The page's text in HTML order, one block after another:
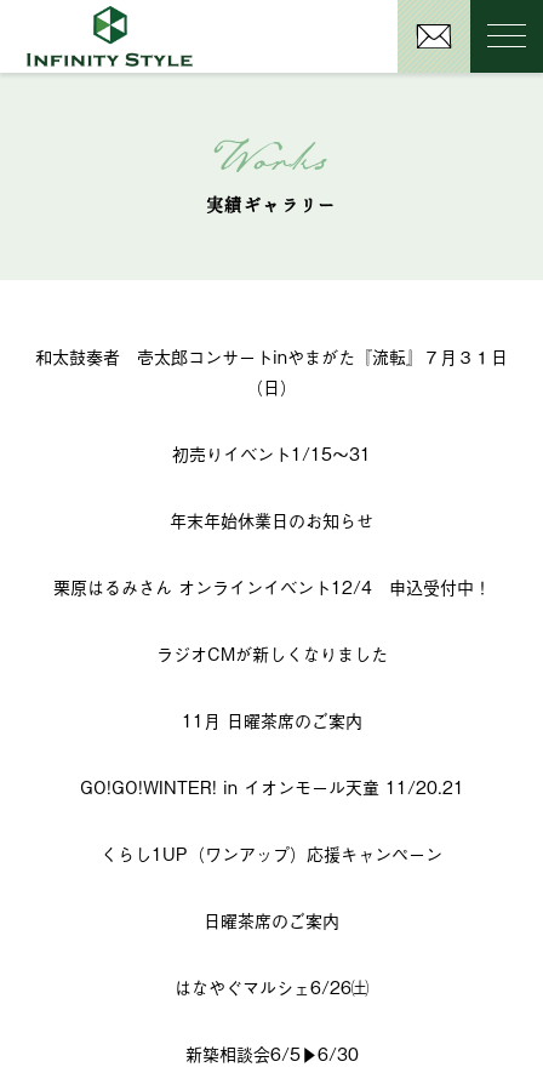
Works
実績ギャラリー
和太鼓奏者 壱太郎コンサートinやまがた『流転』７月３１日
（日）
初売りイベント1/15～31
年末年始休業日のお知らせ
栗原はるみさん オンラインイベント12/4 申込受付中！
ラジオCMが新しくなりました
11月 日曜茶席のご案内
GO!GO!WINTER! in イオンモール天童 11/20.21
くらし1UP（ワンアップ）応援キャンペーン
日曜茶席のご案内
はなやぐマルシェ6/26㈯
新築相談会6/5▶6/30